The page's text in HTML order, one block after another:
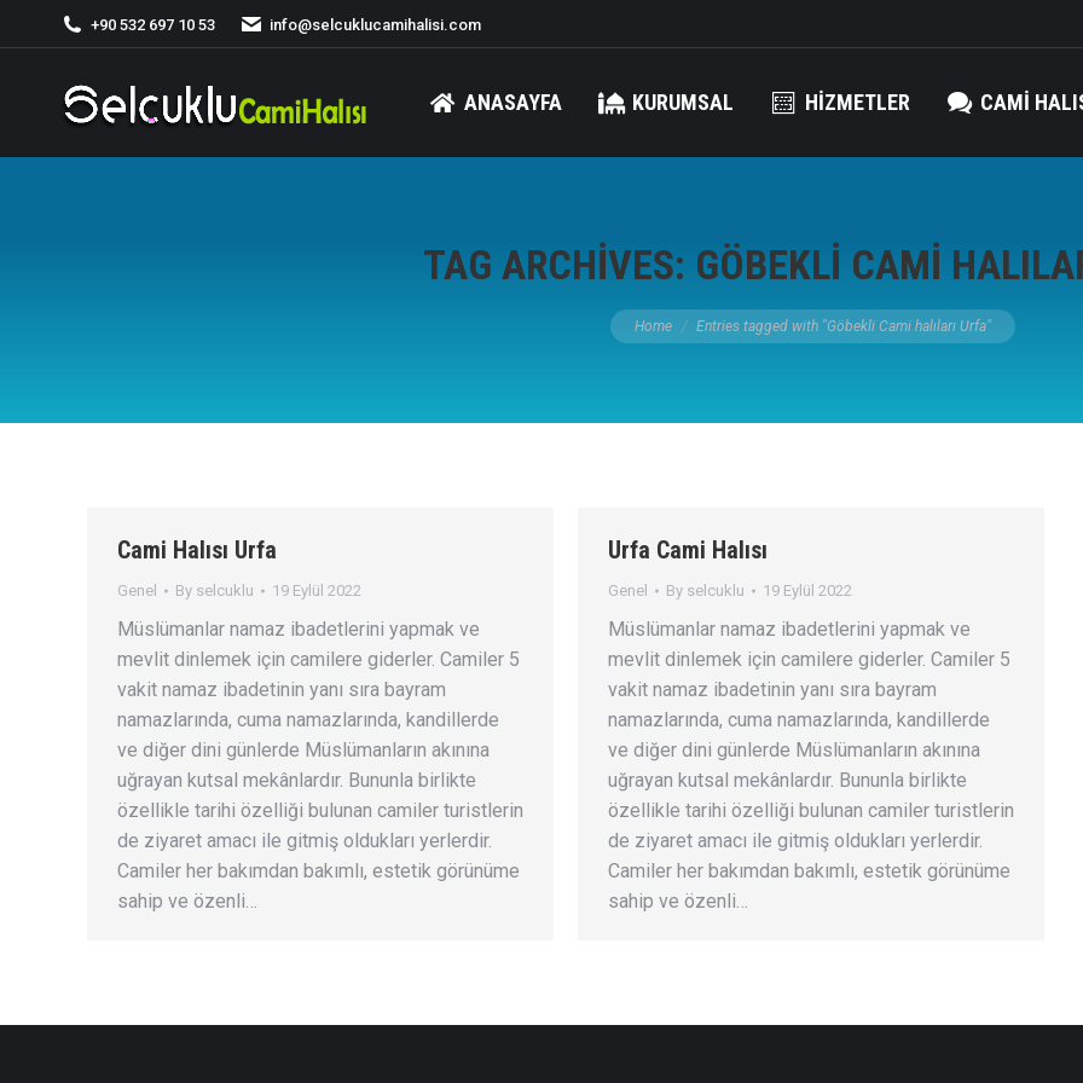
+90 532 697 10 53 info@selcuklucamihalisi.com
ANASAYFA KURUMSAL HIZMETLER CAMI
TAG ARCHIVES: GÖBEKLI CAMI
You are here:
Home Entries tagged with "Göbekli Cami halıları Urfa"
Cami Halısı Urfa
Genel By selcuklu 19 Eylül 2022
Müslümanlar namaz ibadetlerini yapmak ve
mevlit dinlemek için camilere giderler. Camiler 5
vakit namaz ibadetinin yanı sıra bayram
namazlarında, cuma namazlarında, kandillerde
ve diğer dini günlerde Müslümanların akınına
uğrayan kutsal mekânlardır. Bununla birlikte
özellikle tarihi özelliği bulunan camiler turistlerin
de ziyaret amacı ile gitmiş oldukları yerlerdir.
Camiler her bakımdan bakımlı, estetik görünüme
sahip ve özenli…
Urfa Cami Halısı
Genel By selcuklu 19 Eylül 2022
Müslümanlar namaz ibadetlerini yapmak ve
mevlit dinlemek için camilere giderler. Camiler 5
vakit namaz ibadetinin yanı sıra bayram
namazlarında, cuma namazlarında, kandillerde
ve diğer dini günlerde Müslümanların akınına
uğrayan kutsal mekânlardır. Bununla birlikte
özellikle tarihi özelliği bulunan camiler turistlerin
de ziyaret amacı ile gitmiş oldukları yerlerdir.
Camiler her bakımdan bakımlı, estetik görünüme
sahip ve özenli…